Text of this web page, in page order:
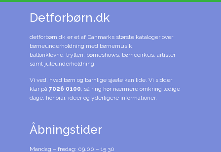
Detforbørn.dk
detforbørn.dk er et af Danmarks største kataloger over
børneunderholdning med børnemusik,
ballonklovne, trylleri, børneshows, børnecirkus, artister
samt juleunderholdning.
Vi ved, hvad børn og barnlige sjæle kan lide. Vi sidder
klar på 7026 0100 , så ring hør nærmere omkring ledige
dage, honorar, ideer og yderligere informationer.
Åbningstider
Mandag – fredag: 09.00 – 15.30